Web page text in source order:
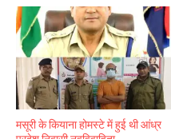
मसूरी के कियाना होमस्टे में हुई थी आंध्र